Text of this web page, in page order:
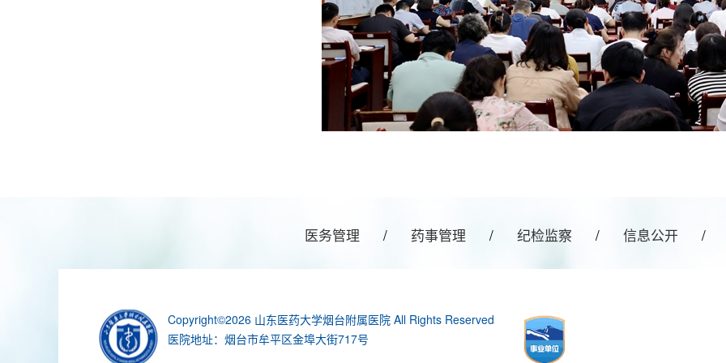
医务管理 / 药事管理 / 纪检监察 / 信息公开 /
Copyright©2026 山东医药大学烟台附属医院 All Rights Reserved
医院地址：烟台市牟平区金埠大街717号